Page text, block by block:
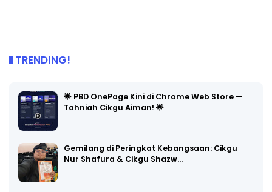
TRENDING!
🌟 PBD OnePage Kini di Chrome Web Store —
Tahniah Cikgu Aiman! 🌟
Gemilang di Peringkat Kebangsaan: Cikgu
Nur Shafura & Cikgu Shazw…